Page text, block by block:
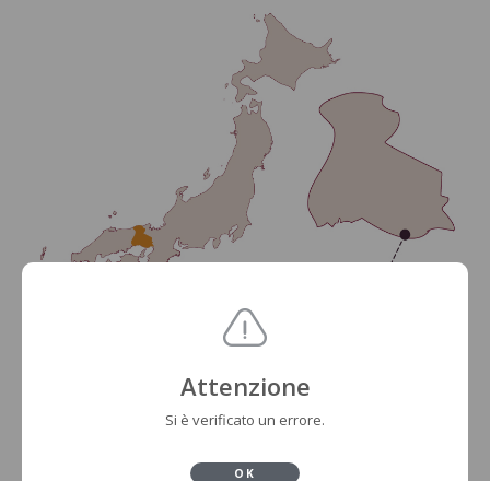
Attenzione
Si è verificato un errore.
OK